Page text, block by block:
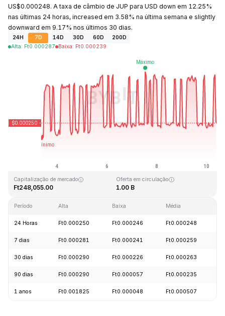
US$0.000248. A taxa de câmbio de JUP para USD down em 12.25%
nas últimas 24 horas, increased em 3.58% na última semana e slightly
downward em 9.17% nos últimos 30 dias.
24H 7D 14D 30D 60D
200D
Alta: Ft0.000287 Baixa: Ft0.000239
Última atualização: 2026-08-10, 09:16 GMT+0
Capitalização de mercado
Ft248,055.00
Oferta em circulação
1.00 B
Período Alta Baixa Média
24 Horas Ft0.000250 Ft0.000246 Ft0.000248
7 dias Ft0.000281 Ft0.000241 Ft0.000259
30 dias Ft0.000290 Ft0.000226 Ft0.000263
90 dias Ft0.000290 Ft0.000057 Ft0.000235
1 anos Ft0.001825 Ft0.000048 Ft0.000507